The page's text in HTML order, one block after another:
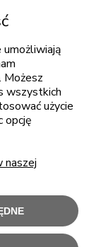
wszystkich
użycie
opcję
naszej